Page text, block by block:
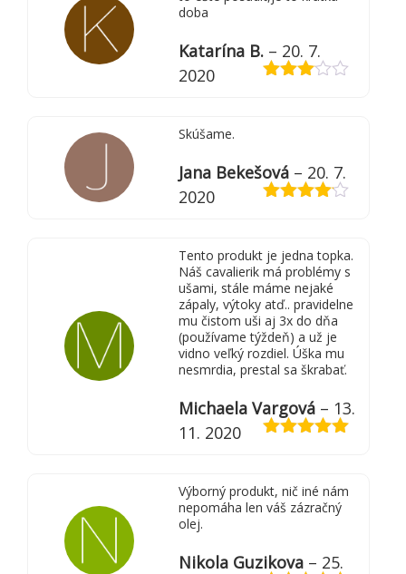
doba
Katarína B. – 20. 7.
2020
Skúšame.
Jana Bekešová – 20. 7.
2020
Tento produkt je jedna topka.
Náš cavalierik má problémy s
ušami, stále máme nejaké
zápaly, výtoky atď.. pravidelne
mu čistom uši aj 3x do dňa
(používame týždeň) a už je
vidno veľký rozdiel. Úška mu
nesmrdia, prestal sa škrabať.
Michaela Vargová – 13.
11. 2020
Výborný produkt, nič iné nám
nepomáha len váš zázračný
olej.
Nikola Guzikova – 25.